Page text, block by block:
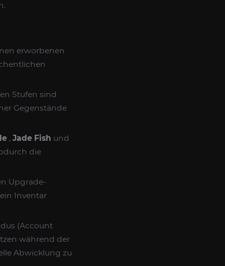
erworbenen
Stufen sind
Gegenstände
, Jade Fish und
die
Upgrade-
Inventar
(Account
während der
Abwicklung zu